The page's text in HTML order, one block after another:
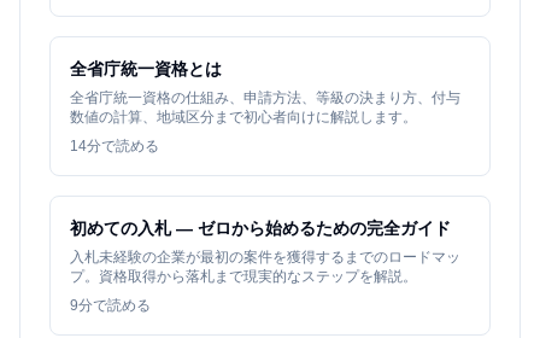
全省庁統一資格とは
全省庁統一資格の仕組み、申請方法、等級の決まり方、付与
数値の計算、地域区分まで初心者向けに解説します。
14分で読める
初めての入札 — ゼロから始めるための完全ガイド
入札未経験の企業が最初の案件を獲得するまでのロードマッ
プ。資格取得から落札まで現実的なステップを解説。
9分で読める